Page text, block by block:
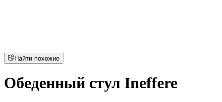
Найти похожие
Обеденный стул Ineffere